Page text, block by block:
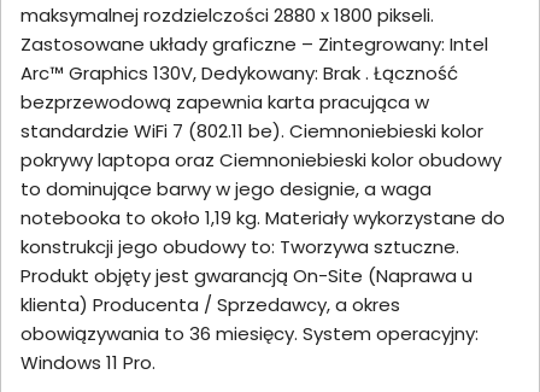
maksymalnej rozdzielczości 2880 x 1800 pikseli.
Zastosowane układy graficzne – Zintegrowany: Intel
Arc™ Graphics 130V, Dedykowany: Brak . Łączność
bezprzewodową zapewnia karta pracująca w
standardzie WiFi 7 (802.11 be). Ciemnoniebieski kolor
pokrywy laptopa oraz Ciemnoniebieski kolor obudowy
to dominujące barwy w jego designie, a waga
notebooka to około 1,19 kg. Materiały wykorzystane do
konstrukcji jego obudowy to: Tworzywa sztuczne.
Produkt objęty jest gwarancją On-Site (Naprawa u
klienta) Producenta / Sprzedawcy, a okres
obowiązywania to 36 miesięcy. System operacyjny:
Windows 11 Pro.